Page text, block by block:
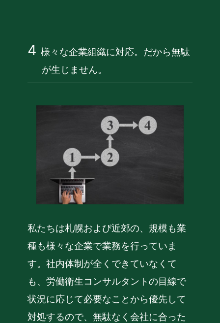
様々な企業組織に対応。だから無駄
が生じません。
私たちは札幌および近郊の、規模も業
種も様々な企業で業務を行っていま
す。社内体制が全くできていなくて
も、労働衛生コンサルタントの目線で
状況に応じて必要なことから優先して
対処するので、無駄なく会社に合った